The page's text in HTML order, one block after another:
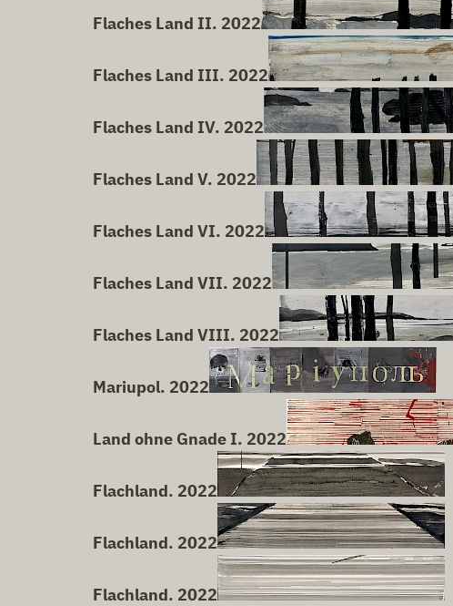
Flaches Land II. 2022
Flaches Land III. 2022
Flaches Land IV. 2022
Flaches Land V. 2022
Flaches Land VI. 2022
Flaches Land VII. 2022
Flaches Land VIII. 2022
Mariupol. 2022
Land ohne Gnade I. 2022
Flachland. 2022
Flachland. 2022
Flachland. 2022